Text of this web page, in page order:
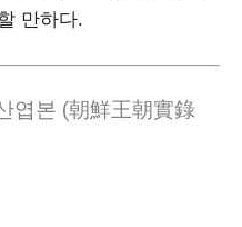
만하다.
엽본 (朝鮮王朝實錄